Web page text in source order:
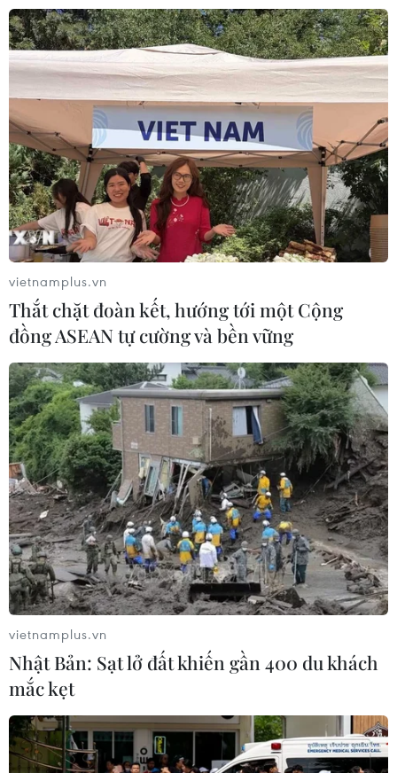
Từ ngày được giải phóng, diện mạo của thị trấn Trường Sa thay
đổi từng ngày. Quân, dân huyện đảo và ngư dân các địa
phương làm ăn phát triển kinh tế biển, kết hợp an ninh với quốc
phòng. (Ảnh: Vietnam+)
Tại buổi lễ, ông Nguyễn Mạnh Đông, Phó Chủ nhiệm Ủy ban
Nhà nước về Người Việt Nam ở Nước ngoài chia sẻ quần đảo
Trường Sa, Hoàng Sa luôn nằm trong trái tim mỗi người con đất
Việt, đặc biệt là đối với cộng đồng người Việt Nam ở nước
ngoài. (Ảnh: Vietnam+)
Quân và dân huyện đảo nâng cao năng lực bảo vệ chủ quyền
của Tổ quốc. (Ảnh: Vietnam+)
vietnamplus.vn
Thắt chặt đoàn kết, hướng tới một Cộng
đồng ASEAN tự cường và bền vững
vietnamplus.vn
Nhật Bản: Sạt lở đất khiến gần 400 du khách
mắc kẹt